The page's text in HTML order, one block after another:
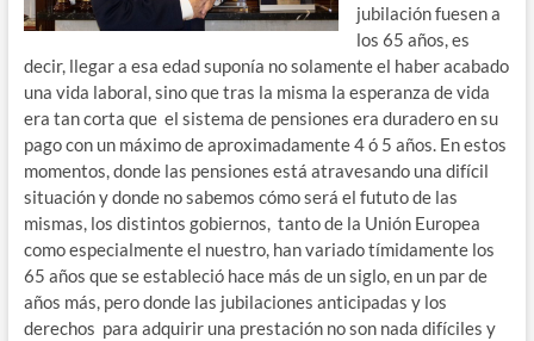
jubilación fuesen a
los 65 años, es
decir, llegar a esa edad suponía no solamente el haber acabado
una vida laboral, sino que tras la misma la esperanza de vida
era tan corta que el sistema de pensiones era duradero en su
pago con un máximo de aproximadamente 4 ó 5 años. En estos
momentos, donde las pensiones está atravesando una difícil
situación y donde no sabemos cómo será el fututo de las
mismas, los distintos gobiernos, tanto de la Unión Europea
como especialmente el nuestro, han variado tímidamente los
65 años que se estableció hace más de un siglo, en un par de
años más, pero donde las jubilaciones anticipadas y los
derechos para adquirir una prestación no son nada difíciles y